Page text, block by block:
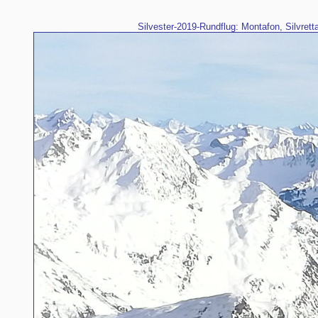
Silvester-2019-Rundflug: Montafon,